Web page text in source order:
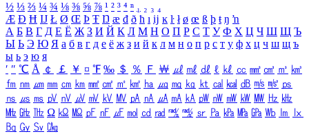
½ ⅓ ⅔ ¼ ¾ ⅛ ⅜ ⅝ ⅞ ¹ ² ³ ⁴ ⁿ ₁ ₂ ₃ ₄
Æ Ð Ħ Ĳ Ł Ø Œ Þ Ŧ Ŋ æ đ ð ħ ı ĳ ĸ ŀ ł ø œ ß þ ŧ ŋ ŉ
А Б В Г Д Е Ё Ж З И Й К Л М Н О П Р С Т У Ф Х Ц Ч Ш Щ Ъ
Ы Ь Э Ю Я а б в г д е ё ж з и й к л м н о п р с т у ф х ц ч ш щ ъ
ы ь э ю я
′ ″ ℃ Å ￠ ￡ ￥ ¤ ℉ ‰ ＄ ％ Ｆ ￦ ㎕ ㎖ ㎗ ℓ ㎘ ㏄ ㎣ ㎤ ㎥ ㎦
㎙ ㎚ ㎛ ㎜ ㎝ ㎞ ㎟ ㎠ ㎡ ㎢ ㏊ ㎍ ㎎ ㎏ ㏏ ㎈ ㎉ ㏈ ㎧ ㎨ ㎰
㎱ ㎲ ㎳ ㎴ ㎵ ㎶ ㎷ ㎸ ㎹ ㎀ ㎁ ㎂ ㎃ ㎄ ㎺ ㎻ ㎽ ㎾ ㎿ ㎐ ㎑
㎒ ㎓ ㎔ Ω ㏀ ㏁ ㎊ ㎋ ㎌ ㏖ ㏅ ㎭ ㎮ ㎯ ㏛ ㎩ ㎪ ㎫ ㎬ ㏝ ㏐
㏓
㏃ ㏉ ㏜ ㏆